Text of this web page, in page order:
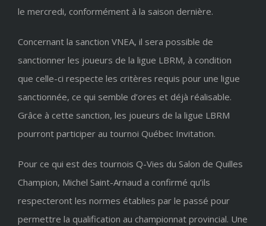
le mercredi, conformément à la saison dernière.
Concernant la sanction VNEA, il sera possible de
sanctionner les joueurs de la ligue LBRM, à condition
que celle-ci respecte les critères requis pour une ligue
sanctionnée, ce qui semble d’ores et déjà réalisable.
Grâce à cette sanction, les joueurs de la ligue LBRM
pourront participer au tournoi Québec Invitation.
Pour ce qui est des tournois Q-Vies du Salon de Quilles
Champion, Michel Saint-Arnaud a confirmé qu’ils
respecteront les normes établies par le passé pour
permettre la qualification au championnat provincial. Une